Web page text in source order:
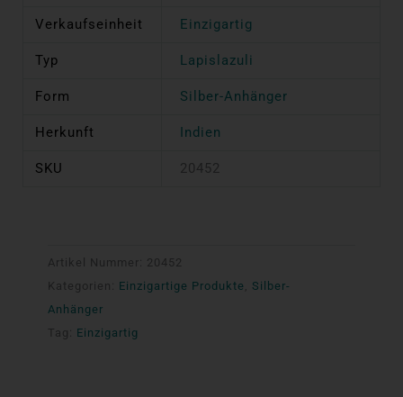
Verkaufseinheit Einzigartig
Typ Lapislazuli
Form Silber-Anhänger
Herkunft Indien
SKU 20452
Artikel Nummer: 20452
Kategorien:
Einzigartige Produkte , Silber-
Anhänger
Tag:
Einzigartig